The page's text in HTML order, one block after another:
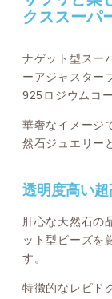
クススーパ
ナゲット型スー
ーアジャスター
925ロジウムコ
華奢なイメージ
然石ジュエリー
透明度高い
肝心な天然石の
ット型ビーズを
す。
特徴的なレピド